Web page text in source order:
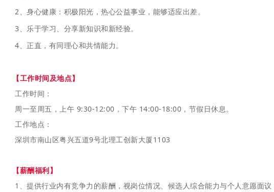
2、身心健康：积极阳光，热心公益事业，能够适应出差。
3、乐于学习、分享新知识和新经验。
4、正直，有同理心和共情能力。
【工作时间及地点】
工作时间：
周一至周五，上午 9:30-12:00，下午 14:00-18:00，节假日休息。
工作地点：
深圳市南山区粤兴五道9号北理工创新大厦1103
【薪酬福利】
1、 提供行业内有竞争力的薪酬，视岗位情况、候选人综合能力与个人意愿面议